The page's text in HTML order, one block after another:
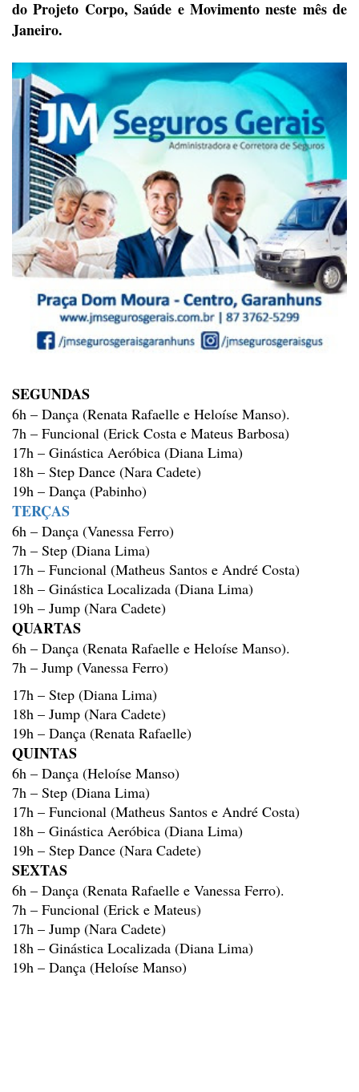
do Projeto Corpo, Saúde e Movimento neste mês de
Janeiro.
SEGUNDAS
6h – Dança (Renata Rafaelle e Heloíse Manso).
7h – Funcional (Erick Costa e Mateus Barbosa)
17h – Ginástica Aeróbica (Diana Lima)
18h – Step Dance (Nara Cadete)
19h – Dança (Pabinho)
TERÇAS
6h – Dança (Vanessa Ferro)
7h – Step (Diana Lima)
17h – Funcional (Matheus Santos e André Costa)
18h – Ginástica Localizada (Diana Lima)
19h – Jump (Nara Cadete)
QUARTAS
6h – Dança (Renata Rafaelle e Heloíse Manso).
7h – Jump (Vanessa Ferro)
17h – Step (Diana Lima)
18h – Jump (Nara Cadete)
19h – Dança (Renata Rafaelle)
QUINTAS
6h – Dança (Heloíse Manso)
7h – Step (Diana Lima)
17h – Funcional (Matheus Santos e André Costa)
18h – Ginástica Aeróbica (Diana Lima)
19h – Step Dance (Nara Cadete)
SEXTAS
6h – Dança (Renata Rafaelle e Vanessa Ferro).
7h – Funcional (Erick e Mateus)
17h – Jump (Nara Cadete)
18h – Ginástica Localizada (Diana Lima)
19h – Dança (Heloíse Manso)